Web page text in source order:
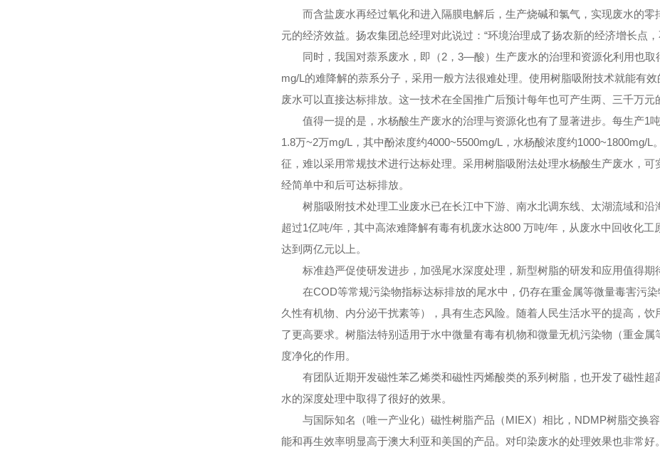
而含盐废水再经过氧化和进入隔膜电解后，生产烧碱和氯气，实现废水的零
元的经济效益。扬农集团总经理对此说过：“环境治理成了扬农新的经济增长点
同时，我国对萘系废水，即（2，3—酸）生产废水的治理和资源化利用也取
mg/L的难降解的萘系分子，采用一般方法很难处理。使用树脂吸附技术就能有
废水可以直接达标排放。这一技术在全国推广后预计每年也可产生两、三千万元
值得一提的是，水杨酸生产废水的治理与资源化也有了显著进步。每生产1
1.8万~2万mg/L，其中酚浓度约4000~5500mg/L，水杨酸浓度约1000~1800mg/L
征，难以采用常规技术进行达标处理。采用树脂吸附法处理水杨酸生产废水，
经简单中和后可达标排放。
树脂吸附技术处理工业废水已在长江中下游、南水北调东线、太湖流域和沿
超过1亿吨/年，其中高浓难降解有毒有机废水达800 万吨/年，从废水中回收化工
达到两亿元以上。
标准趋严促使研发进步，加强尾水深度处理，新型树脂的研发和应用值得期
在COD等常规污染物指标达标排放的尾水中，仍存在重金属等微量毒害污染
久性有机物、内分泌干扰素等），具有生态风险。随着人民生活水平的提高，
了更高要求。树脂法特别适用于水中微量有毒有机物和微量无机污染物（重金
度净化的作用。
有团队近期开发磁性苯乙烯类和磁性丙烯酸类的系列树脂，也开发了磁性超
水的深度处理中取得了很好的效果。
与国际知名（唯一产业化）磁性树脂产品（MIEX）相比，NDMP树脂交换
能和再生效率明显高于澳大利亚和美国的产品。对印染废水的处理效果也非常